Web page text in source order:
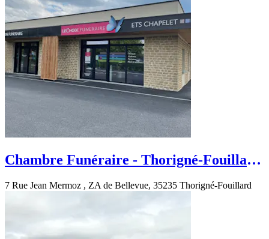
Chambre Funéraire - Thorigné-Fouillard
7 Rue Jean Mermoz , ZA de Bellevue, 35235 Thorigné-Fouillard